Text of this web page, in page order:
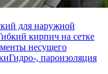
для наружной
кирпич на сетке
несущего
Гидро-, пароизоляция